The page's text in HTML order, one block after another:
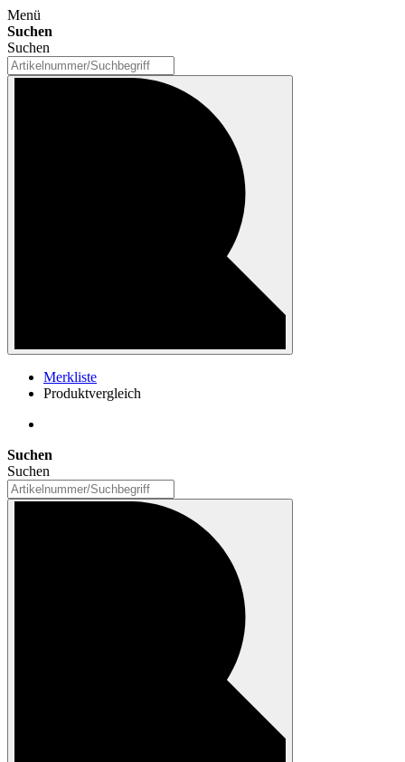
Menü
Suchen
Suchen
Merkliste
Produktvergleich
Suchen
Suchen